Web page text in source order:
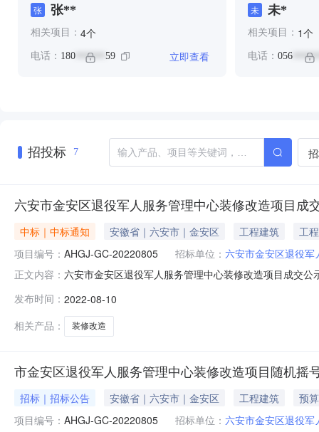
张 张**
相关项目： 4个
电话： 180 ****** 59 立即查看
未 未*
相关项目： 1个
电话： 056
招投标 7
六安市金安区退役军人服务管理中心装修改造项目成
中标｜中标通知 安徽省｜六安市｜金安区 工程建筑
工程
项目编号： AHGJ-GC-20220805 招标单位： 六安市金安区退役军
正文内容： 六安市金安区退役军人服务管理中心装修改造项目成交
在参与人金安区政府投资限额以下及抢险救灾应急工程
发展有
发布时间： 2022-08-10
相关产品：
装修改造
市金安区退役军人服务管理中心装修改造项目随机摇
招标｜招标公告 安徽省｜六安市｜金安区 工程建筑
预
项目编号： AHGJ-GC-20220805 招标单位： 六安市金安区退役军